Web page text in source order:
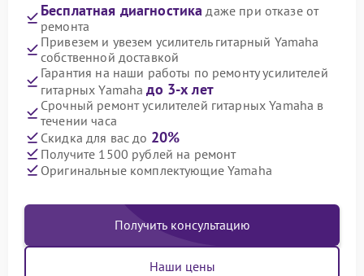
Бесплатная диагностика даже при отказе от
ремонта
Привезем и увезем усилитель гитарный Yamaha
собственной доставкой
Гарантия на наши работы по ремонту усилителей
гитарных Yamahaдо 3-х лет
Срочный ремонт усилителей гитарных Yamaha в
течении часа
Скидка для вас до 20%
Получите 1500 рублей на ремонт
Оригинальные комплектующие Yamaha
Получить консультацию
Наши цены